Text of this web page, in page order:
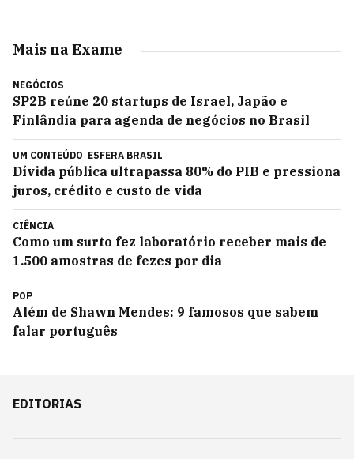
Mais na Exame
NEGÓCIOS
SP2B reúne 20 startups de Israel, Japão e
Finlândia para agenda de negócios no Brasil
UM CONTEÚDO ESFERA BRASIL
Dívida pública ultrapassa 80% do PIB e pressiona
juros, crédito e custo de vida
CIÊNCIA
Como um surto fez laboratório receber mais de
1.500 amostras de fezes por dia
POP
Além de Shawn Mendes: 9 famosos que sabem
falar português
EDITORIAS